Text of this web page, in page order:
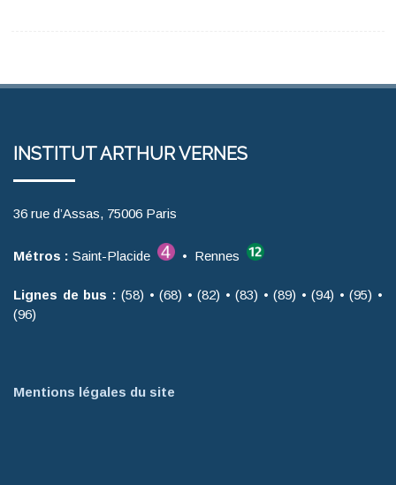
INSTITUT ARTHUR VERNES
36 rue d’Assas, 75006 Paris
Métros : Saint-Placide • Rennes
Lignes de bus : (58) • (68) • (82) • (83) • (89) • (94) • (95) •
(96)
Mentions légales du site